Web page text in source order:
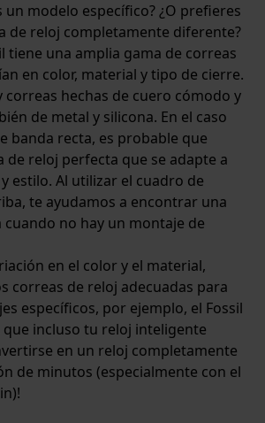
modelo específico? ¿O prefieres
de reloj completamente diferente?
tiene una amplia gama de correas
en color, material y tipo de cierre.
correas hechas de cuero cómodo y
de metal y silicona. En el caso
banda recta, es probable que
de reloj perfecta que se adapte a
estilo. Al utilizar el cuadro de
te ayudamos a encontrar una
cuando no hay un montaje de
en el color y el material,
correas de reloj adecuadas para
específicos, por ejemplo, el Fossil
que incluso tu reloj inteligente
en un reloj completamente
de minutos (especialmente con el
)!